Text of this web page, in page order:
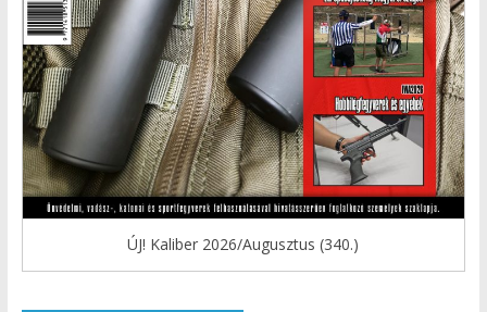
ÚJ! Kaliber 2026/Augusztus (340.)